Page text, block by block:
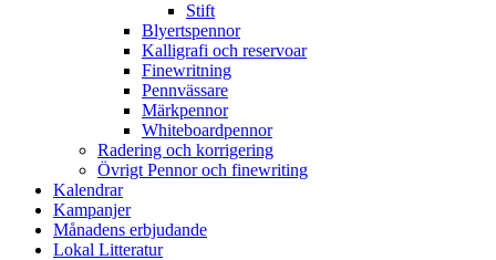
Stift
Blyertspennor
Kalligrafi och reservoar
Finewritning
Pennvässare
Märkpennor
Whiteboardpennor
Radering och korrigering
Övrigt Pennor och finewriting
Kalendrar
Kampanjer
Månadens erbjudande
Lokal Litteratur